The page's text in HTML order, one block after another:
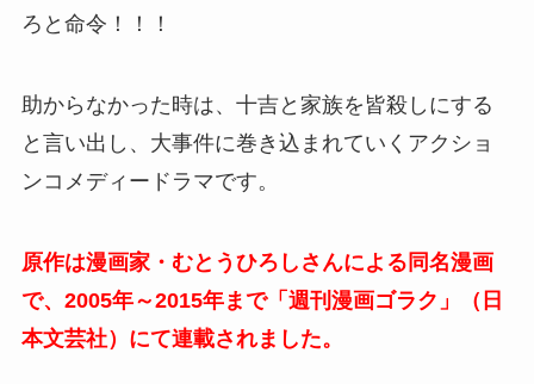
ろと命令！！！
助からなかった時は、十吉と家族を皆殺しにする
と言い出し、大事件に巻き込まれていくアクショ
ンコメディードラマです。
原作は漫画家・むとうひろしさんによる同名漫画
で、2005年～2015年まで「週刊漫画ゴラク」（日
本文芸社）にて連載されました。